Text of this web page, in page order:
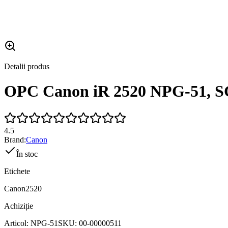
Detalii produs
OPC Canon iR 2520 NPG-51,
4.5
Brand:Canon
În stoc
Etichete
Canon2520
Achiziție
Articol: NPG-51 SKU: 00-00000511